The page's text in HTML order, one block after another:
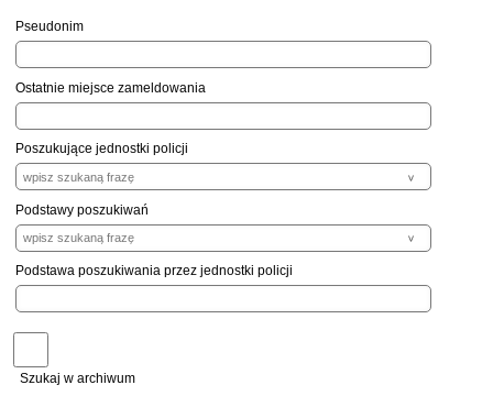
Pseudonim
Ostatnie miejsce zameldowania
Poszukujące jednostki policji
Podstawy poszukiwań
Podstawa poszukiwania przez jednostki policji
Szukaj w archiwum